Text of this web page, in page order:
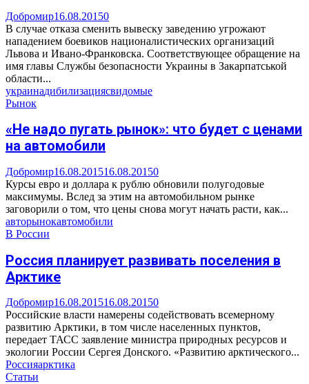
Добромир16.08.20150
В случае отказа сменить вывеску заведению угрожают
нападением боевиков националистических организаций
Львова и Ивано-Франковска. Соответствующее обращение на
имя главы Службы безопасности Украины в Закарпатськой
области...
украинадибилизациясвидомые
Рынок
«Не надо пугать рынок»: что будет с ценами
на автомобили
Добромир16.08.201516.08.20150
Курсы евро и доллара к рублю обновили полугодовые
максимумы. Вслед за этим на автомобильном рынке
заговорили о том, что цены снова могут начать расти, как...
авторынокавтомобили
В России
Россия планирует развивать поселения в
Арктике
Добромир16.08.201516.08.20150
Российские власти намерены содействовать всемерному
развитию Арктики, в том числе населенных пунктов,
передает ТАСС заявление министра природных ресурсов и
экологии России Сергея Донского. «Развитию арктического...
Россияарктика
Статьи